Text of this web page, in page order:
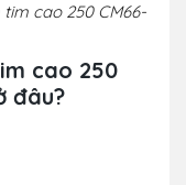
cao 250 CM66-
cao 250
đâu?